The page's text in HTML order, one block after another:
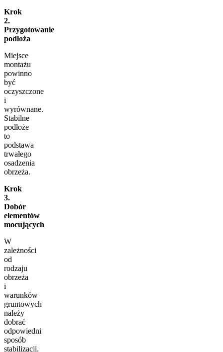
Krok
2.
Przygotowanie
podłoża
Miejsce
montażu
powinno
być
oczyszczone
i
wyrównane.
Stabilne
podłoże
to
podstawa
trwałego
osadzenia
obrzeża.
Krok
3.
Dobór
elementów
mocujących
W
zależności
od
rodzaju
obrzeża
i
warunków
gruntowych
należy
dobrać
odpowiedni
sposób
stabilizacji.